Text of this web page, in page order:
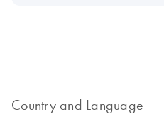
Country and Language